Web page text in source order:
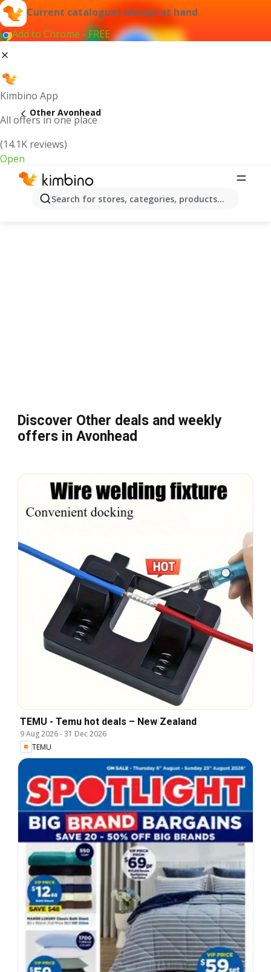
Current catalogues always at hand
Add to Chrome - FREE
Kimbino App
All offers in one place
(14.1K reviews)
Open
Search for stores, categories, products...
Other Avonhead
Discover Other deals and weekly
offers in Avonhead
TEMU - Temu hot deals – New Zealand
9 Aug 2026-31 Dec 2026
TEMU